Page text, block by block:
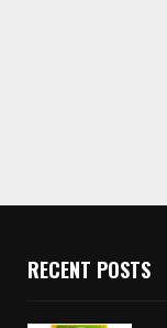
RECENT POSTS